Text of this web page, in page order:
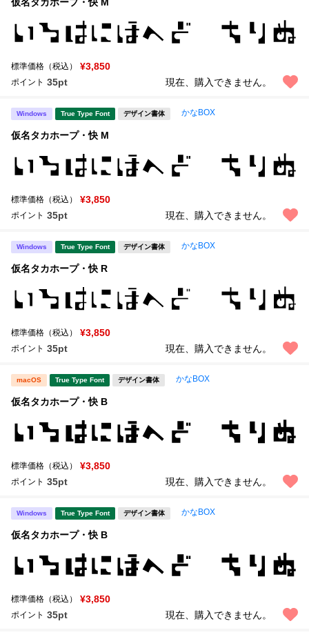
標準価格（税込） ¥3,850
ポイント 35pt 現在、購入できません。
Windows True Type Font デザイン書体 かなBOX
仮名タカホープ・快 M
標準価格（税込） ¥3,850
ポイント 35pt 現在、購入できません。
Windows True Type Font デザイン書体 かなBOX
仮名タカホープ・快 R
標準価格（税込） ¥3,850
ポイント 35pt 現在、購入できません。
macOS True Type Font デザイン書体 かなBOX
仮名タカホープ・快 B
標準価格（税込） ¥3,850
ポイント 35pt 現在、購入できません。
Windows True Type Font デザイン書体 かなBOX
仮名タカホープ・快 B
標準価格（税込） ¥3,850
ポイント 35pt 現在、購入できません。